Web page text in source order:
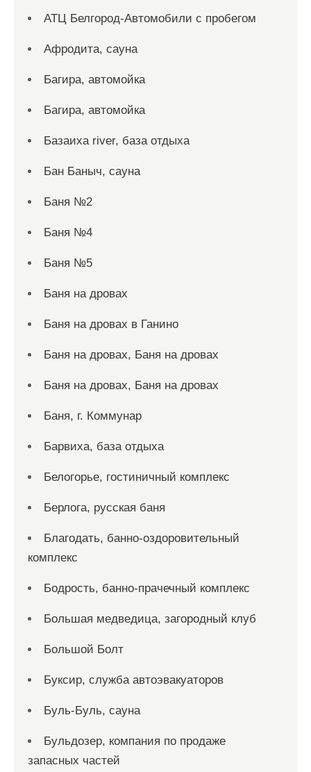
АТЦ Белгород-Автомобили с пробегом
Афродита, сауна
Багира, автомойка
Багира, автомойка
Базаиха river, база отдыха
Бан Баныч, сауна
Баня №2
Баня №4
Баня №5
Баня на дровах
Баня на дровах в Ганино
Баня на дровах, Баня на дровах
Баня на дровах, Баня на дровах
Баня, г. Коммунар
Барвиха, база отдыха
Белогорье, гостиничный комплекс
Берлога, русская баня
Благодать, банно-оздоровительный
комплекс
Бодрость, банно-прачечный комплекс
Большая медведица, загородный клуб
Большой Болт
Буксир, служба автоэвакуаторов
Буль-Буль, сауна
Бульдозер, компания по продаже
запасных частей